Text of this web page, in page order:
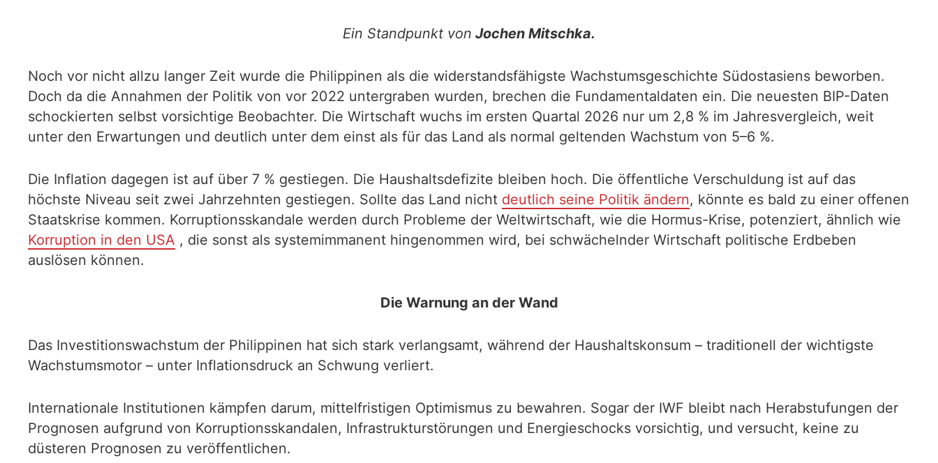
Ein Standpunkt von Jochen Mitschka.
Noch vor nicht allzu langer Zeit wurde die Philippinen als die widerstandsfähigste Wachstumsgeschichte Südostasiens beworben.
Doch da die Annahmen der Politik von vor 2022 untergraben wurden, brechen die Fundamentaldaten ein. Die neuesten BIP-Daten
schockierten selbst vorsichtige Beobachter. Die Wirtschaft wuchs im ersten Quartal 2026 nur um 2,8 % im Jahresvergleich, weit
unter den Erwartungen und deutlich unter dem einst als für das Land als normal geltenden Wachstum von 5–6 %.
Die Inflation dagegen ist auf über 7 % gestiegen. Die Haushaltsdefizite bleiben hoch. Die öffentliche Verschuldung ist auf das
höchste Niveau seit zwei Jahrzehnten gestiegen. Sollte das Land nicht deutlich seine Politik ändern, könnte es bald zu einer offenen
Staatskrise kommen. Korruptionsskandale werden durch Probleme der Weltwirtschaft, wie die Hormus-Krise, potenziert, ähnlich wie
Korruption in den USA , die sonst als systemimmanent hingenommen wird, bei schwächelnder Wirtschaft politische Erdbeben
auslösen können.
Die Warnung an der Wand
Das Investitionswachstum der Philippinen hat sich stark verlangsamt, während der Haushaltskonsum – traditionell der wichtigste
Wachstumsmotor – unter Inflationsdruck an Schwung verliert.
Internationale Institutionen kämpfen darum, mittelfristigen Optimismus zu bewahren. Sogar der IWF bleibt nach Herabstufungen der
Prognosen aufgrund von Korruptionsskandalen, Infrastrukturstörungen und Energieschocks vorsichtig, und versucht, keine zu
düsteren Prognosen zu veröffentlichen.